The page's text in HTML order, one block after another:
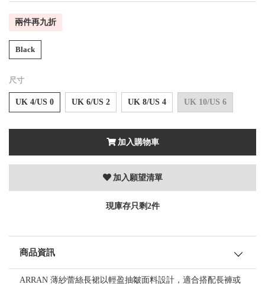
兩件再九折
Black
尺寸
UK 4/US 0 UK 6/US 2 UK 8/US 4 UK 10/US 6
加入購物車
加入願望清單
現庫存只剩2件
商品資訊
ARRAN 薄紗蕾絲長裙以輕盈抽皺面料設計，適合搭配長褲或